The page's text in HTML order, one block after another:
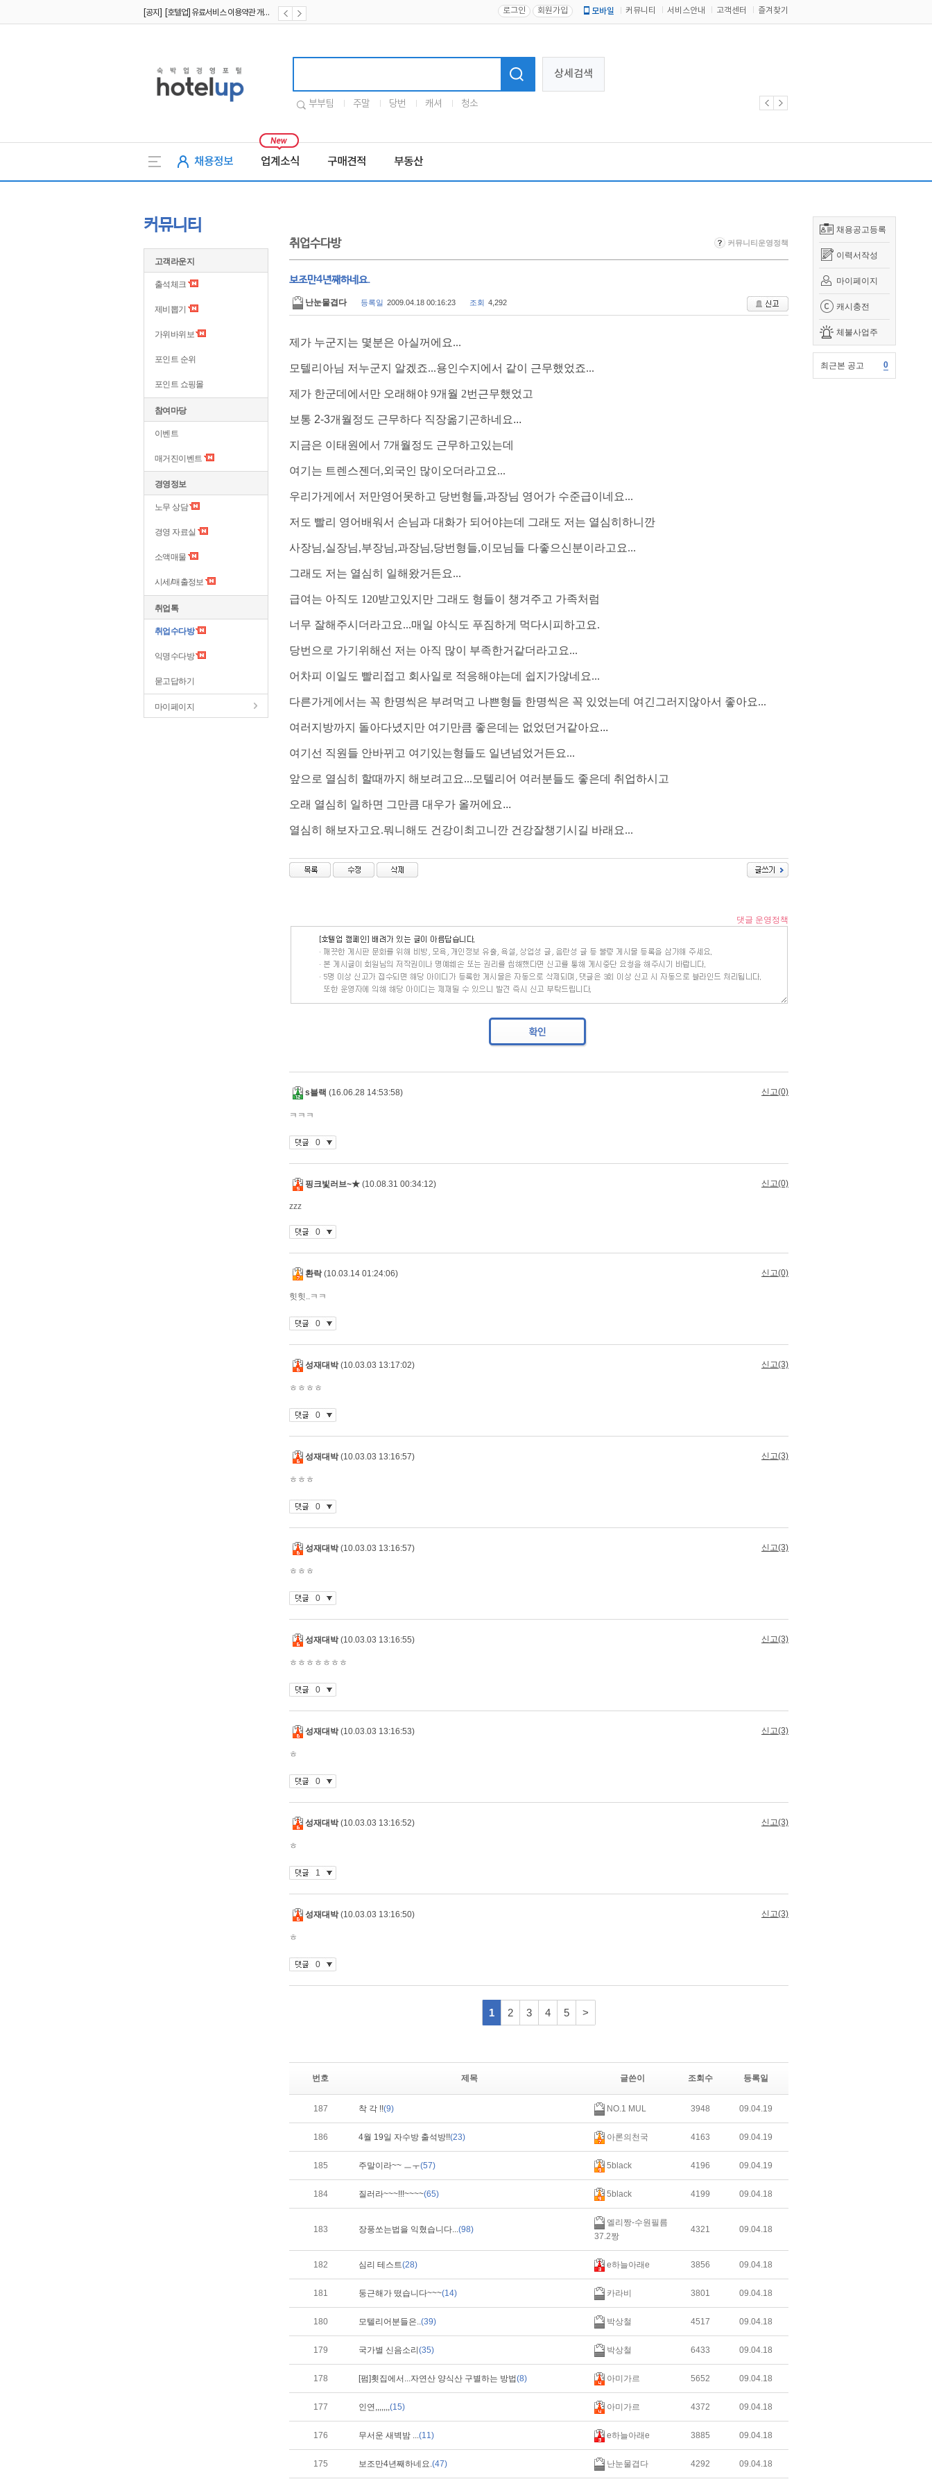
[공지] [호텔업] 개인정보 처리방침 개정본2 (19.09.02) 로그인 회원가입 모바일 커뮤니티 서비스안내 고객센터 즐겨찾기
상세검색
부부팀 주말 당번 캐셔 청소
채용정보 업계소식 구매견적 부동산
채용공고등록
이력서작성
마이페이지
캐시충전
체불사업주
최근본 공고 0
커뮤니티
고객라운지
출석체크
제비뽑기
가위바위보
포인트 순위
포인트 쇼핑몰
참여마당
이벤트
매거진이벤트
경영정보
노무 상담
경영 자료실
소액매물
시세/매출정보
취업톡
취업수다방
익명수다방
묻고답하기
마이페이지
취업수다방 커뮤니티운영정책
보조만4년째하네요.
난눈물겹다 등록일 2009.04.18 00:16:23 조회 4,292
제가 누군지는 몇분은 아실꺼에요...
모텔리아님 저누군지 알겠죠...용인수지에서 같이 근무했었죠...
제가 한군데에서만 오래해야 9개월 2번근무했었고
보통 2-3개월정도 근무하다 직장옮기곤하네요...
지금은 이태원에서 7개월정도 근무하고있는데
여기는 트렌스젠더,외국인 많이오더라고요...
우리가게에서 저만영어못하고 당번형들,과장님 영어가 수준급이네요...
저도 빨리 영어배워서 손님과 대화가 되어야는데 그래도 저는 열심히하니깐
사장님,실장님,부장님,과장님,당번형들,이모님들 다좋으신분이라고요...
그래도 저는 열심히 일해왔거든요...
급여는 아직도 120받고있지만 그래도 형들이 챙겨주고 가족처럼
너무 잘해주시더라고요...매일 야식도 푸짐하게 먹다시피하고요.
당번으로 가기위해선 저는 아직 많이 부족한거같더라고요...
어차피 이일도 빨리접고 회사일로 적응해야는데 쉽지가않네요...
다른가게에서는 꼭 한명씩은 부려먹고 나쁜형들 한명씩은 꼭 있었는데 여긴그러지않아서 좋아요...
여러지방까지 돌아다녔지만 여기만큼 좋은데는 없었던거같아요...
여기선 직원들 안바뀌고 여기있는형들도 일년넘었거든요...
앞으로 열심히 할때까지 해보려고요...모텔리어 여러분들도 좋은데 취업하시고
오래 열심히 일하면 그만큼 대우가 올꺼에요...
열심히 해보자고요.뭐니해도 건강이최고니깐 건강잘챙기시길 바래요...
번호 제목 글쓴이 조회수 등록일
187 착 각 !!(9) NO.1 MUL 3948 09.04.19
186 4월 19일 자수방 출석방!!(23) 아론의천국 4163 09.04.19
185 주말이라~~ ㅡㅜ(57) 5black 4196 09.04.19
184 질러라~~~!!!~~~~(65) 5black 4199 09.04.18
183 장풍쏘는법을 익혔습니다...(98)
엘리짱-수원필름
37.2짱
4321 09.04.18
182 심리 테스트(28) e하늘아래e 3856 09.04.18
181 둥근해가 떴습니다~~~(14) 카라비 3801 09.04.18
180 모텔리어분들은..(39) 박상철 4517 09.04.18
179 국가별 신음소리 (35) 박상철 6433 09.04.18
178 [펌]횟집에서...자연산 양식산 구별하는 방법(8) 아미가르 5652 09.04.18
177 인연,,,,,,,(15) 아미가르 4372 09.04.18
176 무서운 새벽밤 ...(11) e하늘아래e 3885 09.04.18
175 보조만4년째하네요.(47) 난눈물겹다 4292 09.04.18